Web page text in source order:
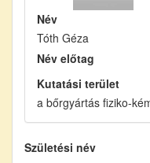
Név
Tóth Géza
Név előtag
Kutatási terület
a bőrgyártás fiziko-
Születési név